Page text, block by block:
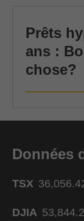
Prêts
ans :
chose?
Données
TSX
DJIA